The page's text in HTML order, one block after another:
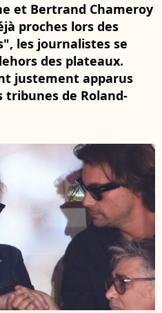
et Bertrand Chameroy
proches lors des
les journalistes se
des plateaux.
justement apparus
tribunes de Roland-